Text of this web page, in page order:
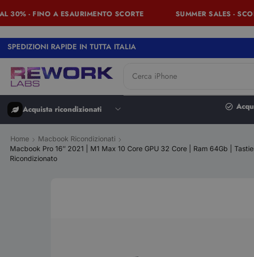
- FINO A ESAURIMENTO SCORTE SUMMER SALES -
SPEDIZIONI RAPIDE IN TUTTA ITALIA
Cerca iPhone
Acquista ricondizionati
Home
Macbook Ricondizionati
Macbook Pro 16″ 2021 | M1 Max 10 Core GPU 32 Core | Ram 64Gb |
Ricondizionato